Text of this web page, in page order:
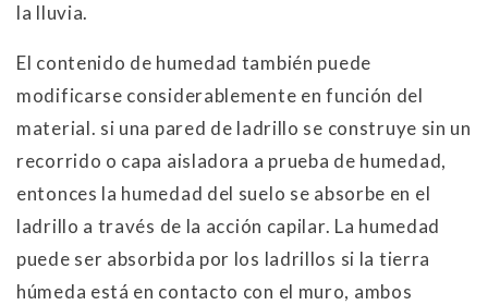
la lluvia.
El contenido de humedad también puede
modificarse considerablemente en función del
material. si una pared de ladrillo se construye sin un
recorrido o capa aisladora a prueba de humedad,
entonces la humedad del suelo se absorbe en el
ladrillo a través de la acción capilar. La humedad
puede ser absorbida por los ladrillos si la tierra
húmeda está en contacto con el muro, ambos